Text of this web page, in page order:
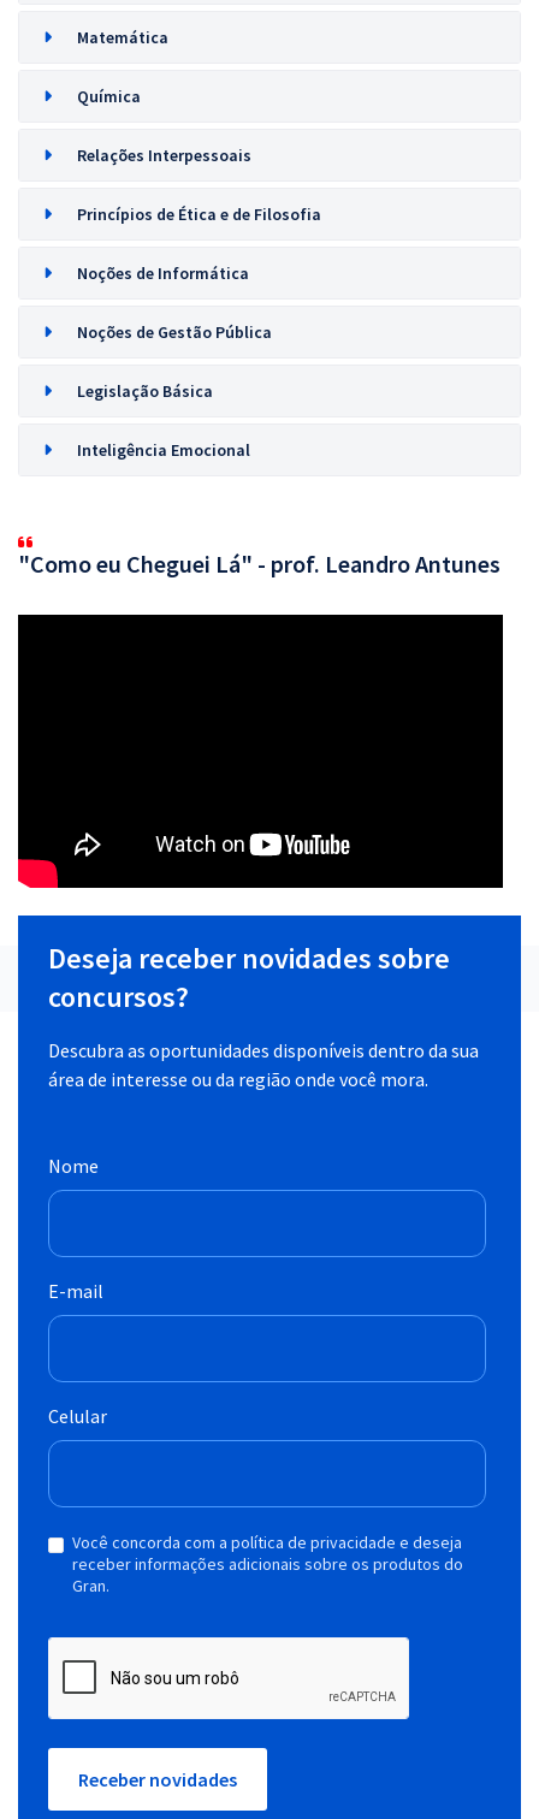
Matemática
Química
Relações Interpessoais
Princípios de Ética e de Filosofia
Noções de Informática
Noções de Gestão Pública
Legislação Básica
Inteligência Emocional
"Como eu Cheguei Lá" - prof. Leandro Antunes
Deseja receber novidades sobre
concursos?
Descubra as oportunidades disponíveis dentro da sua
área de interesse ou da região onde você mora.
Nome
E-mail
Celular
Você concorda com a política de privacidade e deseja
receber informações adicionais sobre os produtos do
Gran.
Receber novidades